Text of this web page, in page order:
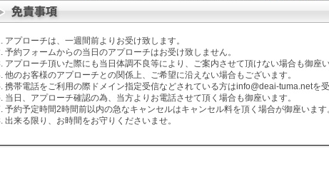
アプローチは、一週間前よりお受け致します。
予約フォームからの当日のアプローチはお受け致しません。
アプローチ頂いた際にも当日体調不良等により、ご案内させて頂けない場合も御座
他のお客様のアプローチとの関係上、ご希望に沿えない場合もございます。
携帯電話をご利用の際ドメイン指定受信などされている方はinfo@deai-tuma.netを
当日、アプローチ確認の為、当方よりお電話させて頂く場合も御座います。
予約予定時間2時間前以内の急なキャンセルはキャンセル料を頂く場合が御座います
出来る限り、お時間をお守りくださいませ。